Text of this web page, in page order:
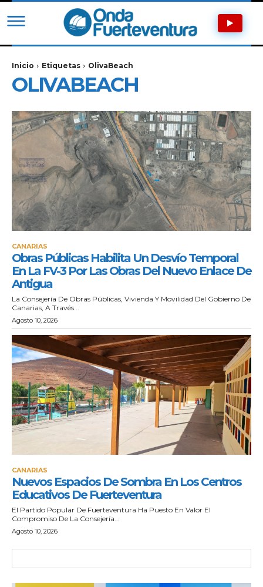
Inicio Etiquetas OlivaBeach
OLIVABEACH
CANARIAS
Obras Públicas Habilita Un Desvío Temporal
En La FV-3 Por Las Obras Del Nuevo Enlace De
Antigua
La Consejería De Obras Públicas, Vivienda Y Movilidad Del Gobierno De
Canarias, A Través...
Agosto 10, 2026
CANARIAS
Nuevos Espacios De Sombra En Los Centros
Educativos De Fuerteventura
El Partido Popular De Fuerteventura Ha Puesto En Valor El
Compromiso De La Consejería...
Agosto 10, 2026